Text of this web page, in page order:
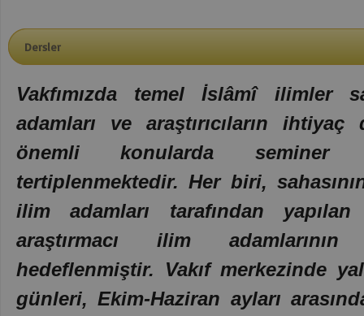
Dersler
Vakfımızda temel İslâmî ilimler
adamları ve araştırıcıların ihtiyaç
önemli konularda
tertiplenmektedir. Her biri,
ilim adamları tarafından
araştırmacı ilim adamlarının
hedeflenmiştir. Vakıf merkezinde
günleri, Ekim-Haziran ayları